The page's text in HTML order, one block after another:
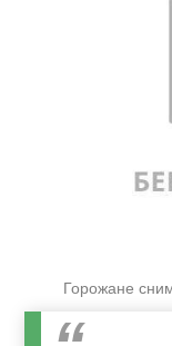
Горожане